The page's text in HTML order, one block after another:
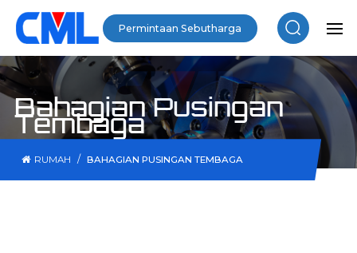
Permintaan Sebutharga
Bahagian Pusingan
Tembaga
RUMAH / BAHAGIAN PUSINGAN TEMBAGA